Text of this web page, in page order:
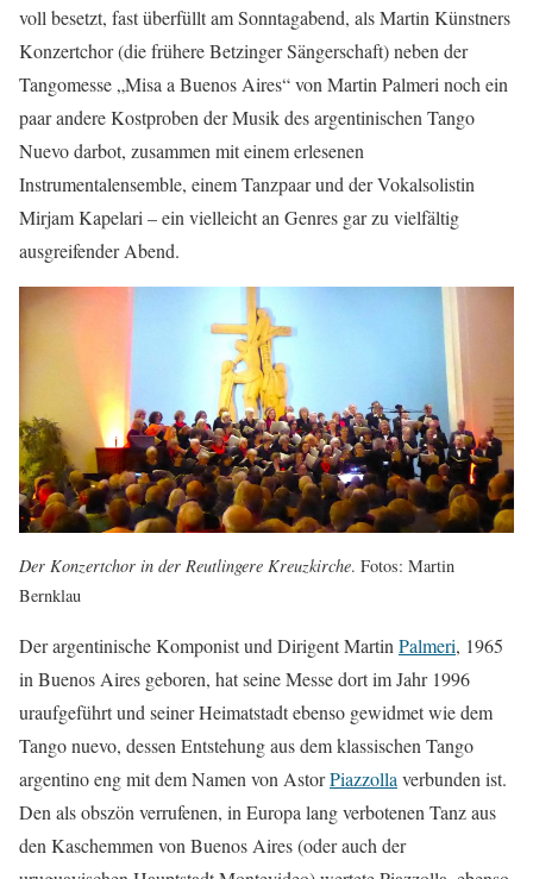
voll besetzt, fast überfüllt am Sonntagabend, als Martin Künstners
Konzertchor (die frühere Betzinger Sängerschaft) neben der
Tangomesse „Misa a Buenos Aires“ von Martin Palmeri noch ein
paar andere Kostproben der Musik des argentinischen Tango
Nuevo darbot, zusammen mit einem erlesenen
Instrumentalensemble, einem Tanzpaar und der Vokalsolistin
Mirjam Kapelari – ein vielleicht an Genres gar zu vielfältig
ausgreifender Abend.
Der Konzertchor in der Reutlingere Kreuzkirche. Fotos: Martin
Bernklau
Der argentinische Komponist und Dirigent Martin Palmeri, 1965
in Buenos Aires geboren, hat seine Messe dort im Jahr 1996
uraufgeführt und seiner Heimatstadt ebenso gewidmet wie dem
Tango nuevo, dessen Entstehung aus dem klassischen Tango
argentino eng mit dem Namen von AstorPiazzolla verbunden ist.
Den als obszön verrufenen, in Europa lang verbotenen Tanz aus
den Kaschemmen von Buenos Aires (oder auch der